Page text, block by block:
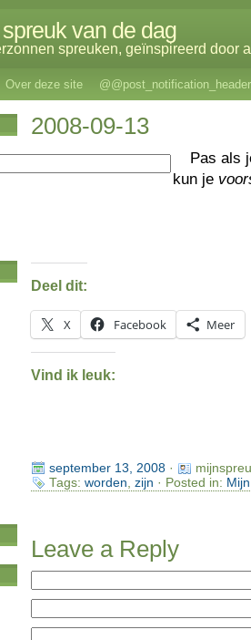
van de dag
spreuken, geïnspireerd door
Over deze site @@post_notification_header
2008-09-13
Pas als
kun je
Deel dit:
X Facebook Meer
Vind ik leuk:
september 13, 2008·
Tags: worden zijn · Posted in:
Leave a Reply